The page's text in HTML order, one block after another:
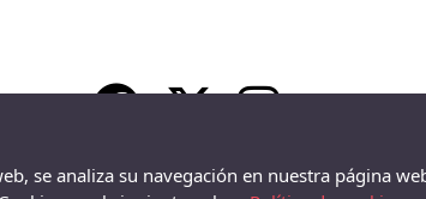
se analiza su navegación en nuestra página